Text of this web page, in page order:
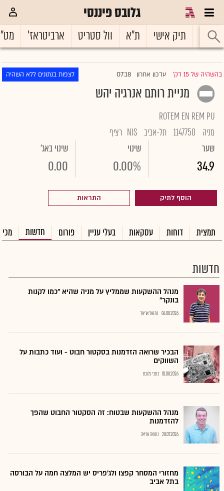
גלובס פיננסי
ראשי תיק אישי ת"א וול סטריט ארביטראז'
בהשהיה של 15 דק' |עדכון אחרון 07:18 לצפות בנתונים ללא השהיה
מניית רותם אנרגיה יהש
ROTEM EN REM PU
מניה
1147750 תל-אביב NIS רציף
שער
34.9
שינוי
0.00%
שינוי באג'
0.00
הוסף לתיק התראות
תמצית דוחות עסקאות בעלי עניין פורום חדשות
חדשות
מנהל ההשקעות שממליץ על מניה שהיא "כמו לקנות
בונקר"
04.08.2026 נתנאל אריאל
הבכיר שרואה הזדמנות בסקטור חבוט - ועוד כתבות על
השווקים
01.08.2026 כתבי גלובס
מנהל ההשקעות שבטוח: זה הסקטור החבוט שהפך
להזדמנות
28.07.2026 נתנאל אריאל
מחזורי המסחר קפצו ולג'פריס יש המלצה חמה על הבורסה
בתל אביב